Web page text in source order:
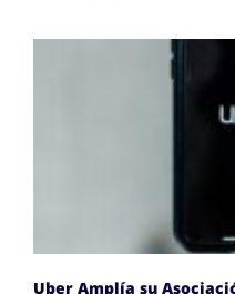
Uber Amplía su